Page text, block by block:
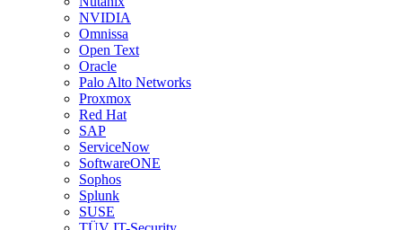
NVIDIA
Omnissa
Open Text
Oracle
Palo Alto Networks
Proxmox
Red Hat
SAP
ServiceNow
SoftwareONE
Sophos
Splunk
SUSE